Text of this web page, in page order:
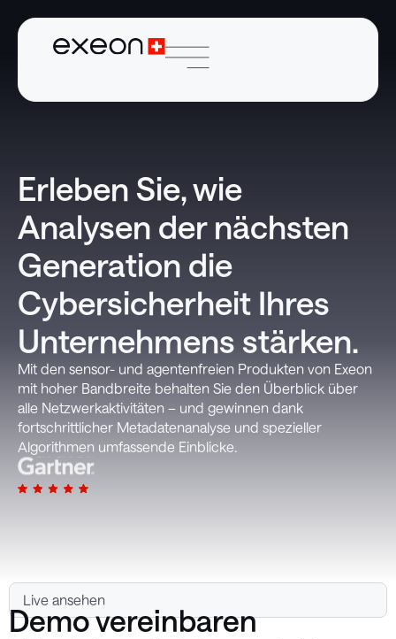
Erleben Sie, wie
Analysen der nächsten
Generation die
Cybersicherheit Ihres
Unternehmens stärken.
Mit den sensor- und agentenfreien Produkten von Exeon
mit hoher Bandbreite behalten Sie den Überblick über
alle Netzwerkaktivitäten – und gewinnen dank
fortschrittlicher Metadatenanalyse und spezieller
Algorithmen umfassende Einblicke.
Live ansehen
Demo vereinbaren